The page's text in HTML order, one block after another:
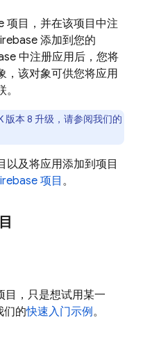
项目，并在该项目中注
添加到您的
中注册应用后，您将
，该对象可供您将应用
版本 8 升级，请参阅我们的
以及将应用添加到项目
项目 。
目，只是想试用某一
们的快速入门示例。